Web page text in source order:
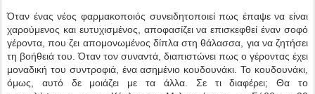
Όταν ένας νέος φαρμακοποιός συνειδητοποιεί πως έπαψε να είναι
χαρούμενος και ευτυχισμένος, αποφασίζει να επισκεφθεί έναν σοφό
γέροντα, που ζει απομονωμένος δίπλα στη θάλασσα, για να ζητήσει
τη βοήθειά του. Όταν τον συναντά, διαπιστώνει πως ο γέροντας έχει
μοναδική του συντροφιά, ένα ασημένιο κουδουνάκι. Το κουδουνάκι,
όμως, αυτό δε μοιάζει με τα άλλα. Σε τι διαφέρει; Θα το